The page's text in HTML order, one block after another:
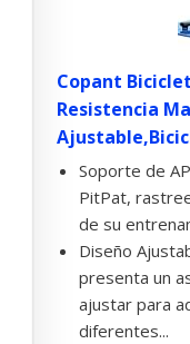
Copant
Resistencia
Soporte de
PitPat,
de su
Diseño
presenta un
ajustar para
diferentes...